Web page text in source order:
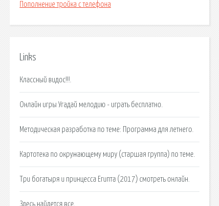
Пополнение тройка с телефона
Links
Классный видос!!!.
Онлайн игры Угадай мелодию - играть бесплатно.
Методическая разработка по теме: Программа для летнего.
Картотека по окружающему миру (старшая группа) по теме.
Три богатыря и принцесса Египта (2017) смотреть онлайн.
Здесь найдется все.